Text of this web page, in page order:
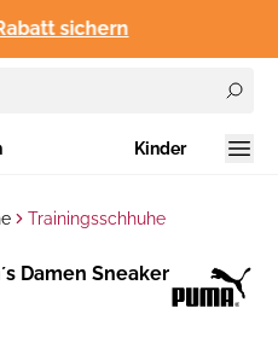
sichern
Kinder
Trainingsschhuhe
Damen Sneaker